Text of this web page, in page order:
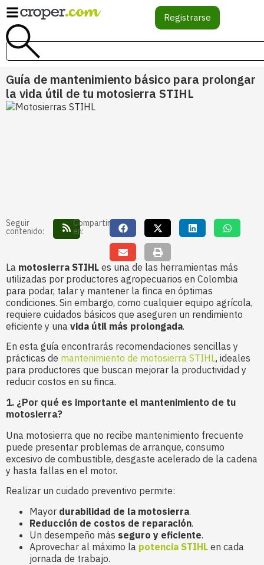
Registrarse
Guía de mantenimiento básico para prolongar
la vida útil de tu motosierra STIHL
Seguir
contenido:
Compartir
en:
La motosierra STIHL es una de las herramientas más
utilizadas por productores agropecuarios en Colombia
para podar, talar y mantener la finca en óptimas
condiciones. Sin embargo, como cualquier equipo agrícola,
requiere cuidados básicos que aseguren un rendimiento
eficiente y una vida útil más prolongada.
En esta guía encontrarás recomendaciones sencillas y
prácticas de mantenimiento de motosierra STIHL, ideales
para productores que buscan mejorar la productividad y
reducir costos en su finca.
1. ¿Por qué es importante el mantenimiento de tu
motosierra?
Una motosierra que no recibe mantenimiento frecuente
puede presentar problemas de arranque, consumo
excesivo de combustible, desgaste acelerado de la cadena
y hasta fallas en el motor.
Realizar un cuidado preventivo permite:
Mayor durabilidad de la motosierra.
Reducción de costos de reparación.
Un desempeño más seguro y eficiente.
Aprovechar al máximo la potencia STIHL en cada
jornada de trabajo.